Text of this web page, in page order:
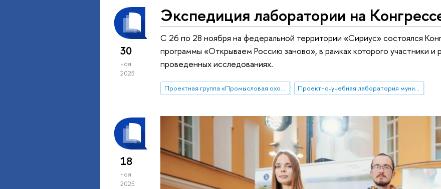
30
ноя
2025
Экспедиция лаборатории на
С 26 по 28 ноября на федеральной территории «Сириус» состоялся
программы «Открываем Россию заново», в рамках которого участники и
проведенных исследованиях.
Проектная группа «Промысловая охота в современной России» Проектно-учебная лаборатория муниципального управления
18
ноя
2025